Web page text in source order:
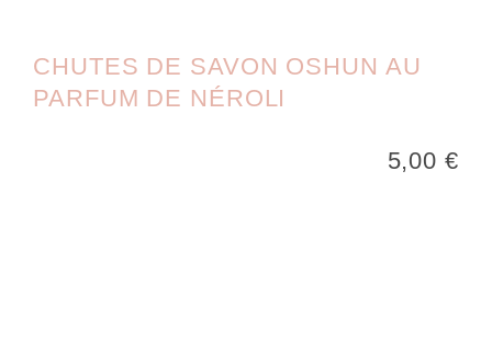
CHUTES DE SAVON OSHUN AU
PARFUM DE NÉROLI
5,00€